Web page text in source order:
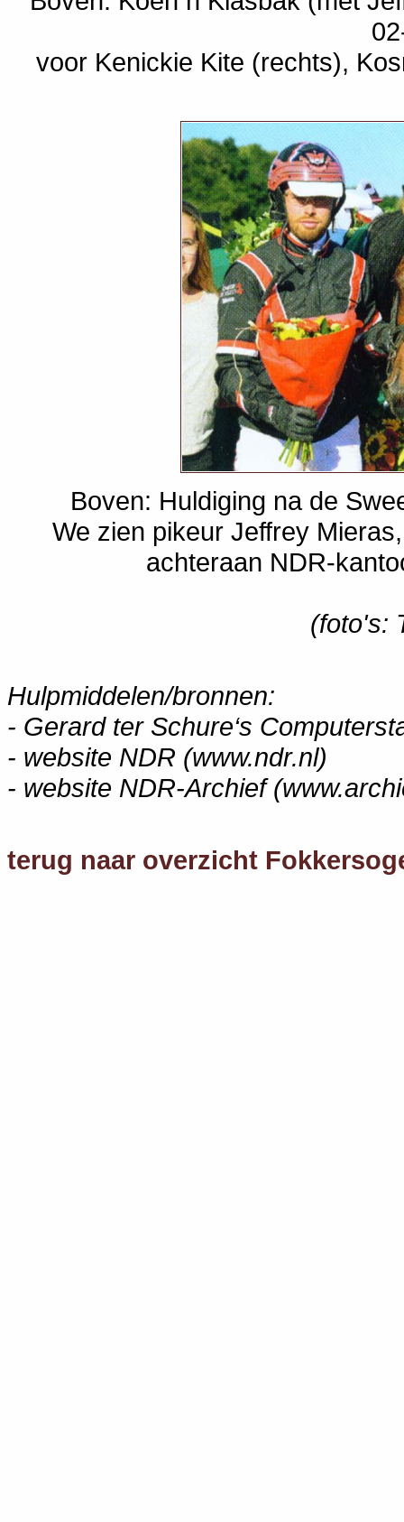
voor Kenickie Kite (rechts),
Boven: Huldiging na de
We zien pikeur Jeffrey
achteraan NDR-
(foto's:
Hulpmiddelen/bronnen:
- Gerard ter Schure‘s
- website NDR (www.ndr.nl)
- website NDR-Archief
terug naar overzicht